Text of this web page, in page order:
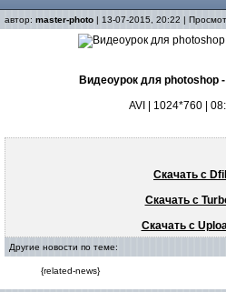
автор: master-photo | 13-07-2015, 20:22 |
Видеоурок для photoshop
AVI | 1024*760 |
Скачать с
Скачать с
Скачать с
Другие новости по теме:
{related-news}